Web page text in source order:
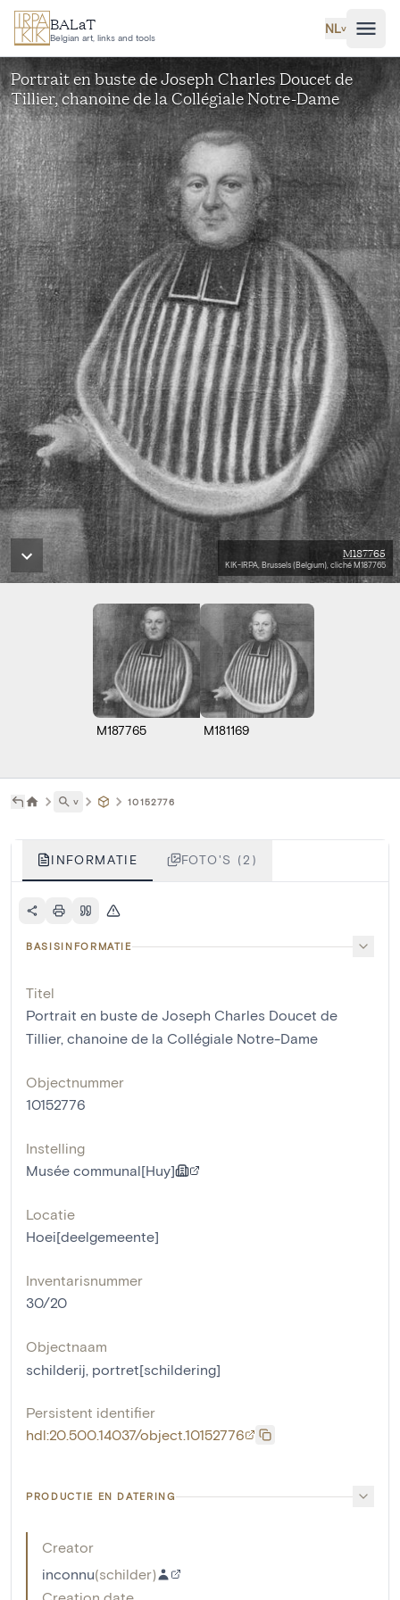
Ga naar hoofdinhoud
BALaT
Belgian art, links and tools
NL˅
Portrait en buste de Joseph Charles Doucet de
Tillier, chanoine de la Collégiale Notre-Dame
M187765
KIK-IRPA, Brussels (Belgium), cliché M187765
M187765 M181169
˅ 10152776
INFORMATIE FOTO'S (2)
BASISINFORMATIE
Titel
Portrait en buste de Joseph Charles Doucet de
Tillier, chanoine de la Collégiale Notre-Dame
Objectnummer
10152776
Instelling
Musée communal[Huy]
Locatie
Hoei[deelgemeente]
Inventarisnummer
30/20
Objectnaam
schilderij, portret[schildering]
Persistent identifier
hdl:20.500.14037/object.10152776
PRODUCTIE EN DATERING
Creator
inconnu(schilder)